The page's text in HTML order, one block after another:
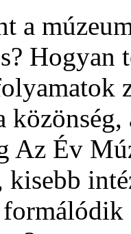
a
Hogyan
Az Év